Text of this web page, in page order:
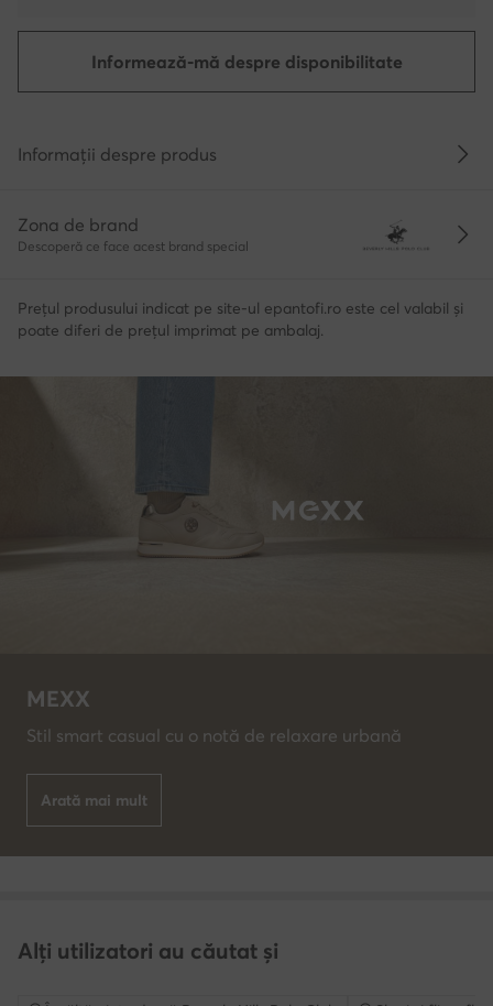
Informează-mă despre disponibilitate
Informații despre produs
Zona de brand
Descoperă ce face acest brand special
Prețul produsului indicat pe site-ul epantofi.ro este cel valabil și
poate diferi de prețul imprimat pe ambalaj.
MEXX
Stil smart casual cu o notă de relaxare urbană
Arată mai mult
Alți utilizatori au căutat și